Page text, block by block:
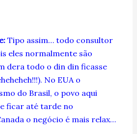
Tipo assim… todo consultor
eles normalmente são
dera todo o din din ficasse
No EUA o
do Brasil, o povo aqui
ficar até tarde no
o negócio é mais relax…